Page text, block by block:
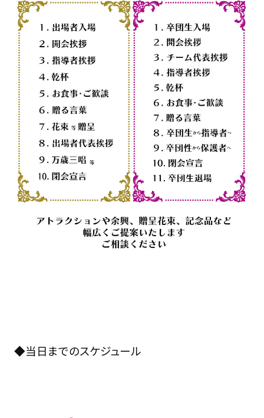
◆当日までのスケジュール